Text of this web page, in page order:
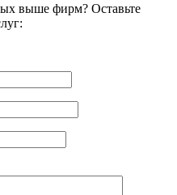
выше фирм? Оставьте